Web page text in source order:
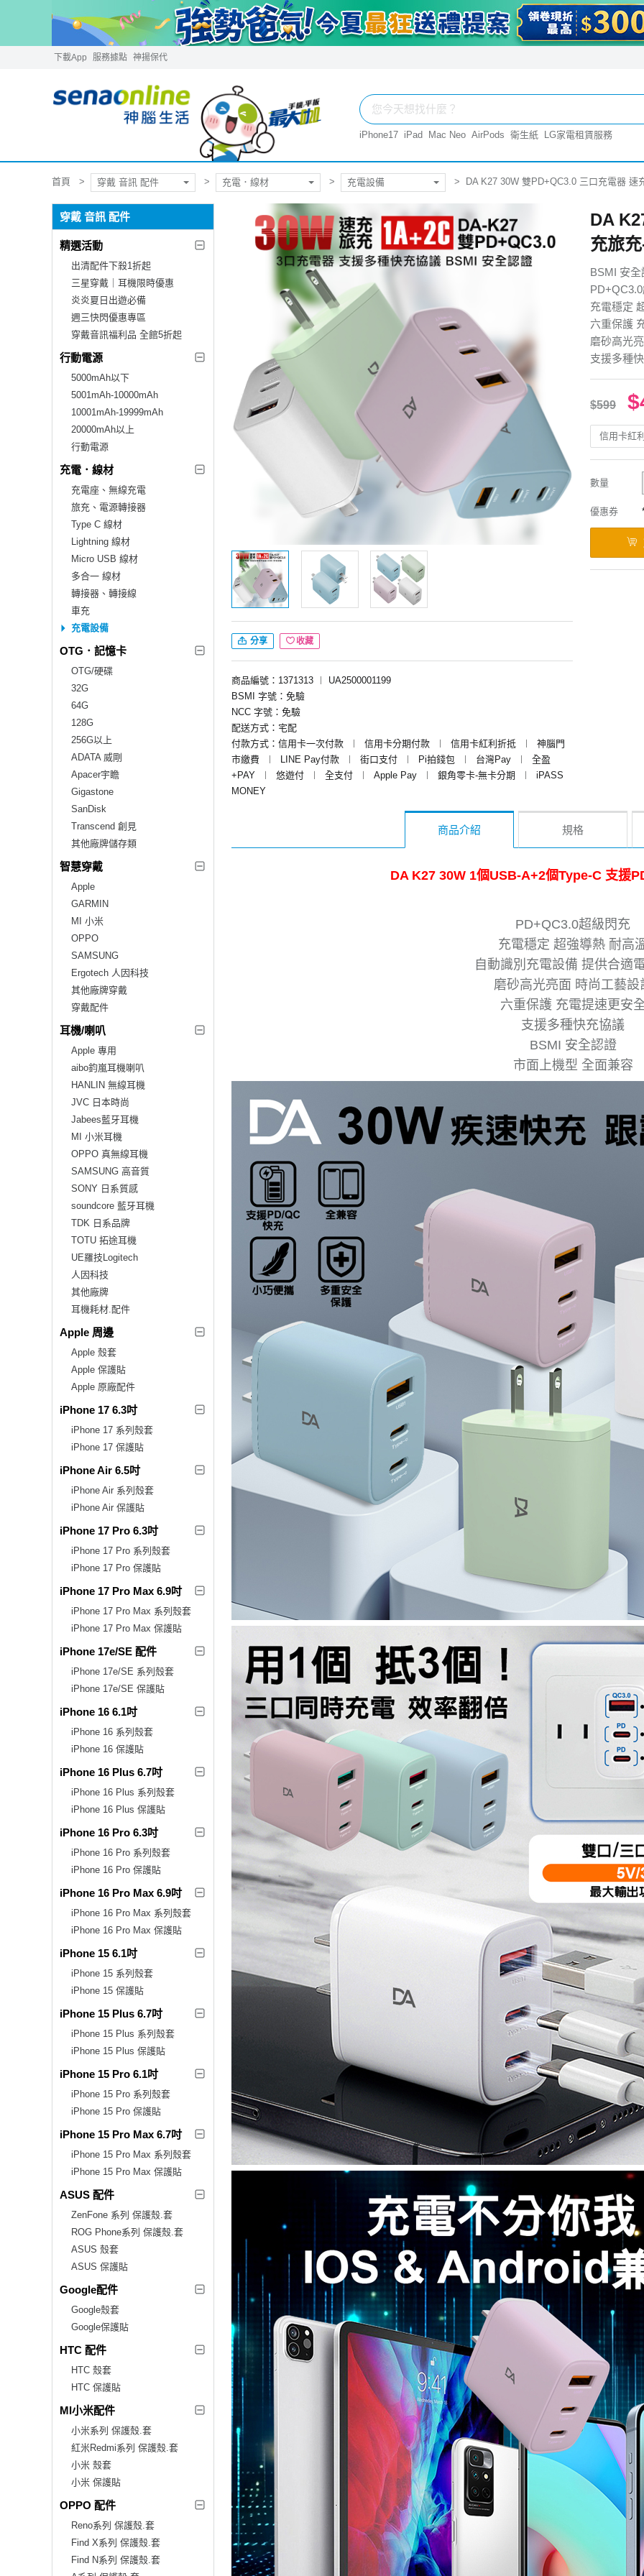
下載App 服務據點 神揚保代
iPhone17 iPad Mac Neo AirPods 衛生紙 LG家電租賃服務
首頁 穿戴 音訊 配件 充電．線材 充電設備 DA K27 30W 雙PD+QC3.0 三口充電器 速
穿戴 音訊 配件
精選活動
出清配件下殺1折起
三星穿戴｜耳機限時優惠
炎炎夏日出遊必備
週三快閃優惠專區
穿戴音訊福利品 全館5折起
行動電源
5000mAh以下
5001mAh-10000mAh
10001mAh-19999mAh
20000mAh以上
行動電源
充電．線材
充電座、無線充電
旅充、電源轉接器
Type C 線材
Lightning 線材
Micro USB 線材
多合一 線材
轉接器、轉接線
車充
充電設備
OTG．記憶卡
OTG/硬碟
32G
64G
128G
256G以上
ADATA 威剛
Apacer宇瞻
Gigastone
SanDisk
Transcend 創見
其他廠牌儲存類
智慧穿戴
Apple
GARMIN
MI 小米
OPPO
SAMSUNG
Ergotech 人因科技
其他廠牌穿戴
穿戴配件
耳機/喇叭
Apple 專用
aibo鈞嵐耳機喇叭
HANLIN 無線耳機
JVC 日本時尚
Jabees藍牙耳機
MI 小米耳機
OPPO 真無線耳機
SAMSUNG 高音質
SONY 日系質感
soundcore 藍牙耳機
TDK 日系品牌
TOTU 拓途耳機
UE羅技Logitech
人因科技
其他廠牌
耳機耗材.配件
Apple 周邊
Apple 殼套
Apple 保護貼
Apple 原廠配件
iPhone 17 6.3吋
iPhone 17 系列殼套
iPhone 17 保護貼
iPhone Air 6.5吋
iPhone Air 系列殼套
iPhone Air 保護貼
iPhone 17 Pro 6.3吋
iPhone 17 Pro 系列殼套
iPhone 17 Pro 保護貼
iPhone 17 Pro Max 6.9吋
iPhone 17 Pro Max 系列殼套
iPhone 17 Pro Max 保護貼
iPhone 17e/SE 配件
iPhone 17e/SE 系列殼套
iPhone 17e/SE 保護貼
iPhone 16 6.1吋
iPhone 16 系列殼套
iPhone 16 保護貼
iPhone 16 Plus 6.7吋
iPhone 16 Plus 系列殼套
iPhone 16 Plus 保護貼
iPhone 16 Pro 6.3吋
iPhone 16 Pro 系列殼套
iPhone 16 Pro 保護貼
iPhone 16 Pro Max 6.9吋
iPhone 16 Pro Max 系列殼套
iPhone 16 Pro Max 保護貼
iPhone 15 6.1吋
iPhone 15 系列殼套
iPhone 15 保護貼
iPhone 15 Plus 6.7吋
iPhone 15 Plus 系列殼套
iPhone 15 Plus 保護貼
iPhone 15 Pro 6.1吋
iPhone 15 Pro 系列殼套
iPhone 15 Pro 保護貼
iPhone 15 Pro Max 6.7吋
iPhone 15 Pro Max 系列殼套
iPhone 15 Pro Max 保護貼
ASUS 配件
ZenFone 系列 保護殼.套
ROG Phone系列 保護殼.套
ASUS 殼套
ASUS 保護貼
Google配件
Google殼套
Google保護貼
HTC 配件
HTC 殼套
HTC 保護貼
MI小米配件
小米系列 保護殼.套
紅米Redmi系列 保護殼.套
小米 殼套
小米 保護貼
OPPO 配件
Reno系列 保護殼.套
Find X系列 保護殼.套
Find N系列 保護殼.套
分享 收藏
商品編號：1371313 ︱
UA2500001199
BSMI 字號：免驗
NCC 字號：免驗
配送方式：宅配
付款方式：信用卡一次付款
︱ 信用卡分期付款 ︱ 信用卡紅利折抵 ︱
神腦門
市繳費
︱ LINE Pay付款 ︱ 街口支付 ︱ Pi拍錢包 ︱ 台灣Pay ︱
全盈
+PAY
︱ 悠遊付 ︱ 全支付 ︱ Apple Pay ︱ 銀角零卡-無卡分期 ︱
iPASS
MONEY
DA
充旅
BSMI 安全
充電穩定
六重保護
磨砂高光
支援多種
$599
信用卡紅
數量
優惠券
商品介紹 規格
DA K27 30W 1個USB-A+2個Type-C 支援
PD+QC3.0超級閃充
充電穩定 超強導熱 耐高
自動識別充電設備 提供合適
磨砂高光亮面 時尚工藝設
六重保護 充電提速更安
支援多種快充協議
BSMI 安全認證
市面上機型 全面兼容